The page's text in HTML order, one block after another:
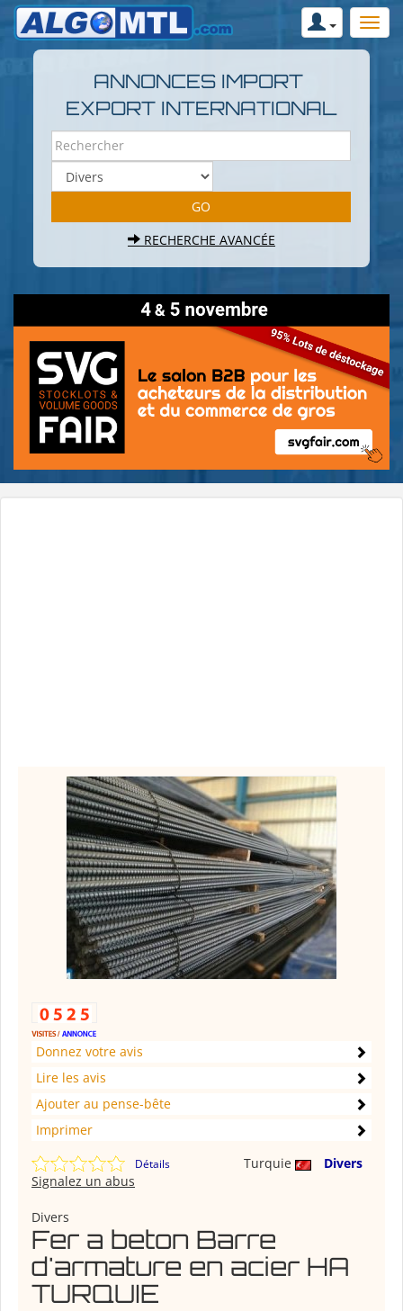
ANNONCES IMPORT
EXPORT INTERNATIONAL
RECHERCHE AVANCÉE
Donnez votre avis
Lire les avis
Ajouter au pense-bête
Imprimer
Détails Turquie
Divers
Signalez un abus
Divers
Fer a beton Barre
d'armature en acier HA
TURQUIE